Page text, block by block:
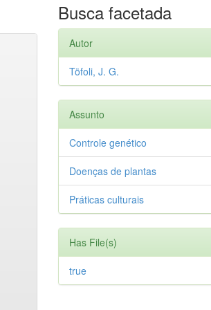
Busca facetada
Autor
Töfoli, J. G.
Assunto
Controle genético
Doenças de plantas
Práticas culturais
Has File(s)
true